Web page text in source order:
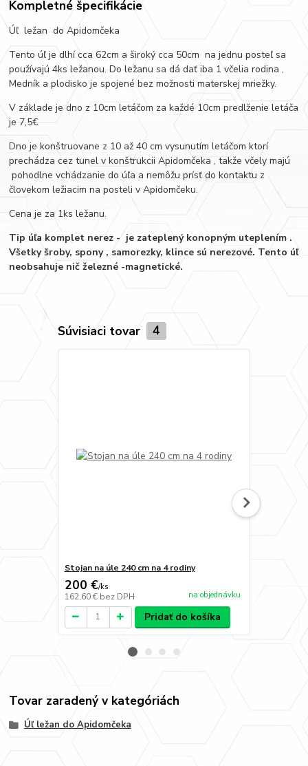
Kompletné špecifikácie
Úľ ležan do Apidomčeka
Tento úľ je dlhí cca 62cm a široký cca 50cm na jednu posteľ sa
používajú 4ks ležanou. Do ležanu sa dá dať iba 1 včelia rodina ,
Medník a plodisko je spojené bez možnosti materskej mriežky.
V základe je dno z 10cm letáčom za každé 10cm predlženie letáča
je 7,5€
Dno je konštruovane z 10 až 40 cm vysunutím letáčom ktorí
prechádza cez tunel v konštrukcii Apidomčeka , takže včely majú
pohodlne vchádzanie do úľa a nemôžu prísť do kontaktu z
človekom ležiacim na posteli v Apidomčeku.
Cena je za 1ks ležanu.
Tip úľa komplet nerez - je zateplený konopným uteplením .
Všetky šroby, spony , samorezky, klince sú nerezové. Tento úľ
neobsahuje nič železné -magnetické.
Súvisiaci tovar 4
Stojan na úle 240 cm na 4 rodiny
200 €/ks
162,60 € bez DPH na objednávku
Pridať do košíka
Tovar zaradený v kategóriách
Úľ ležan do Apidomčeka